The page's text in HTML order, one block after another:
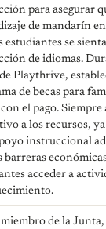
para asegurar
de mandarín
estudiantes se
de idiomas.
Playthrive,
de becas para
el pago. Siempre
a los recursos,
instruccional
barreras
acceder a
de la